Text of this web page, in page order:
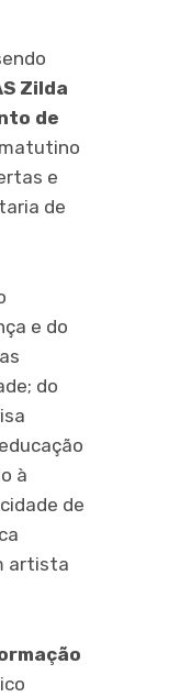
Zilda
de
e
de
e do
do
à
de
artista